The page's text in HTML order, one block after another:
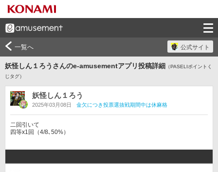
一覧へ 公式サイト
妖怪しん１ろうさんのe-amusementアプリ投稿詳細 （PASELIポイントく
じタグ）
妖怪しん１ろう
2025年03月08日 金欠につき投票選抜戦期間中は休麻格
二回引いて
四等x1回（4/8､50%）